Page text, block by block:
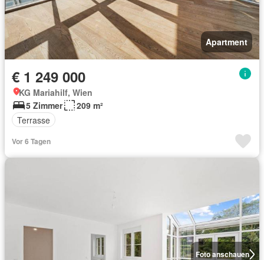
Apartment
€ 1 249 000
KG Mariahilf, Wien
5 Zimmer
209 m²
Terrasse
Vor 6 Tagen
Foto anschauen